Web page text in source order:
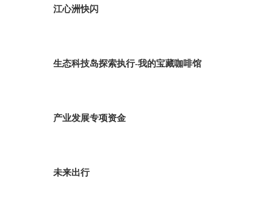
江心洲快闪
生态科技岛探索执行-我的宝藏咖啡馆
产业发展专项资金
未来出行